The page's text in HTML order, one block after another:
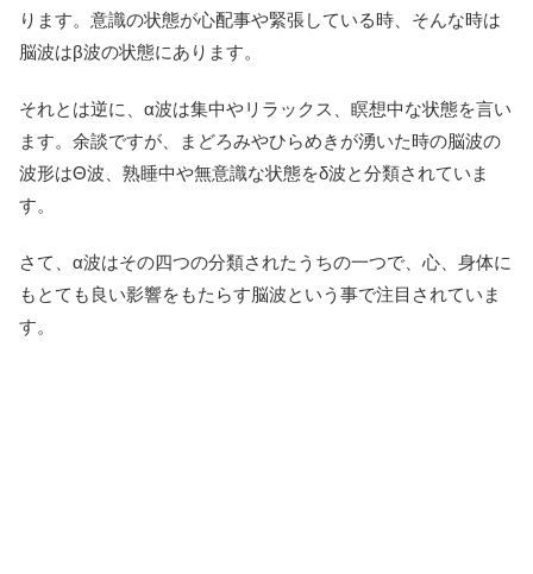
ります。意識の状態が心配事や緊張している時、そんな時は
脳波はβ波の状態にあります。
それとは逆に、α波は集中やリラックス、瞑想中な状態を言い
ます。余談ですが、まどろみやひらめきが湧いた時の脳波の
波形はΘ波、熟睡中や無意識な状態をδ波と分類されていま
す。
さて、α波はその四つの分類されたうちの一つで、心、身体に
もとても良い影響をもたらす脳波という事で注目されていま
す。